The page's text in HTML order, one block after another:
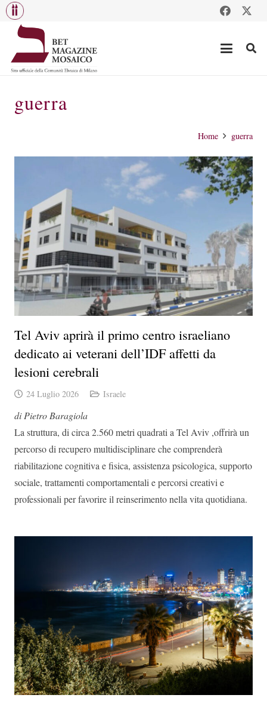
guerra
Home guerra
Tel Aviv aprirà il primo centro israeliano
dedicato ai veterani dell’IDF affetti da
lesioni cerebrali
24 Luglio 2026 Israele
di Pietro Baragiola
La struttura, di circa 2.560 metri quadrati a Tel Aviv ,offrirà un
percorso di recupero multidisciplinare che comprenderà
riabilitazione cognitiva e fisica, assistenza psicologica, supporto
sociale, trattamenti comportamentali e percorsi creativi e
professionali per favorire il reinserimento nella vita quotidiana.